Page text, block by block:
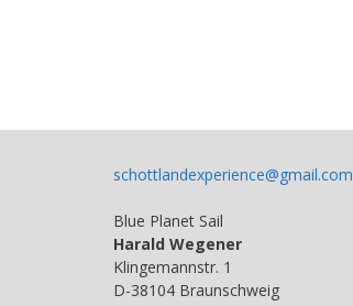
schottlandexperience@gmail.com
Blue Planet Sail
Harald Wegener
Klingemannstr. 1
D-38104 Braunschweig